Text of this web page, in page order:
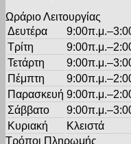
Ωράριο Λειτουργίας
Δευτέρα
Τρίτη
Τετάρτη
Πέμπτη
Παρασκευή
Σάββατο
Κυριακή
Κλειστά
Τρόποι Πληρωμής